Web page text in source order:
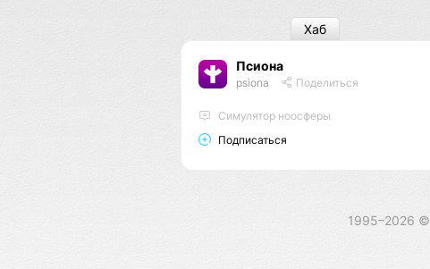
Псиона
psiona Поделиться
Cимулятор ноосферы
Подписаться
Хаб
1995–2026 ©